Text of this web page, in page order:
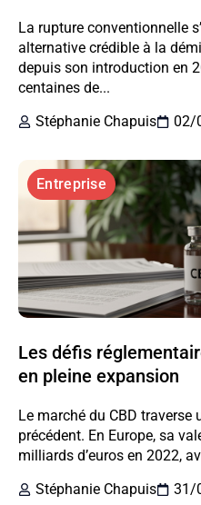
La rupture conventionnelle
alternative crédible à la
depuis son introduction en
centaines de...
Stéphanie Chapuis
02/
Entreprise
Les défis
en pleine expansion
Le marché du CBD traverse
précédent. En Europe, sa
milliards d’euros en 2022,
Stéphanie Chapuis
31/